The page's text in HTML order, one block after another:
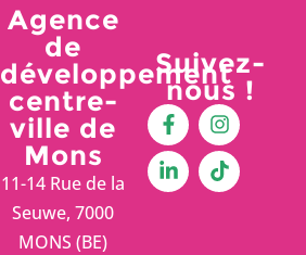
Agence
de
développement
centre-
ville de
Mons
11-14 Rue de la
Seuwe, 7000
MONS (BE)
Suivez-
nous !